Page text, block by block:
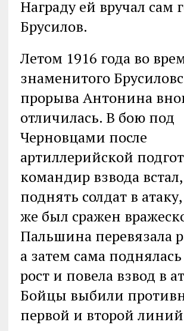
Награду ей вручал сам
Брусилов.
Летом 1916 года во
знаменитого
прорыва Антонина
отличилась. В бою под
Черновцами после
артиллерийской
командир взвода
поднять солдат в
же был сражен
Пальшина перевязала
а затем сама поднялась
рост и повела взвод в
Бойцы выбили
первой и второй